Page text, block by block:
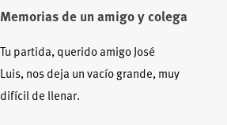
Memorias de un amigo y colega
Tu partida, querido amigo José
Luis, nos deja un vacío grande, muy
difícil de llenar.